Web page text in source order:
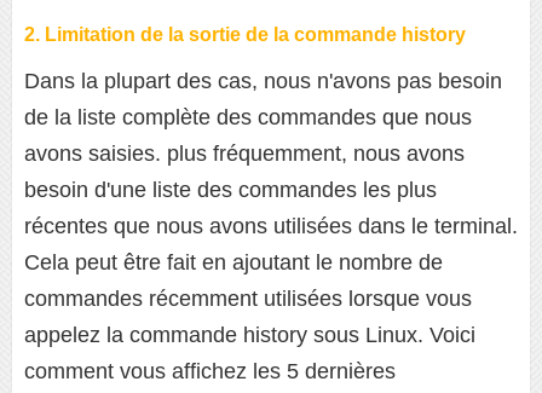
2. Limitation de la sortie de la commande history
Dans la plupart des cas, nous n'avons pas besoin
de la liste complète des commandes que nous
avons saisies. plus fréquemment, nous avons
besoin d'une liste des commandes les plus
récentes que nous avons utilisées dans le terminal.
Cela peut être fait en ajoutant le nombre de
commandes récemment utilisées lorsque vous
appelez la commande history sous Linux. Voici
comment vous affichez les 5 dernières